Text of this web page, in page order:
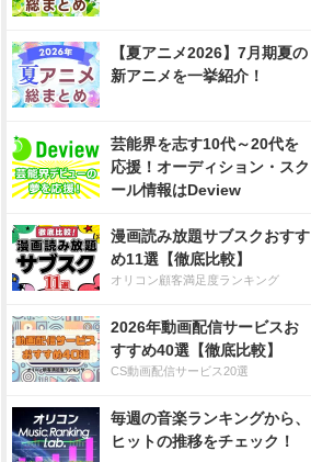
【夏アニメ2026】7月期夏の
新アニメを一挙紹介！
芸能界を志す10代～20代を
応援！オーディション・スク
ール情報はDeview
漫画読み放題サブスクおすす
め11選【徹底比較】
オリコン顧客満足度ランキング
2026年動画配信サービスお
すすめ40選【徹底比較】
CS動画配信サービス20選
毎週の音楽ランキングから、
ヒットの推移をチェック！